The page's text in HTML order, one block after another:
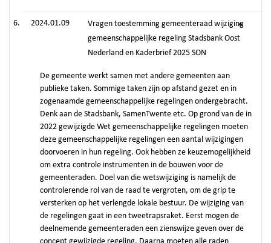
2024.01.09
Vragen toestemming gemeenteraad wijziging
gemeenschappelijke regeling Stadsbank Oost
Nederland en Kaderbrief 2025 SON
De gemeente werkt samen met andere gemeenten aan
publieke taken. Sommige taken zijn op afstand gezet en in
zogenaamde gemeenschappelijke regelingen ondergebracht.
Denk aan de Stadsbank, SamenTwente etc. Op grond van de in
2022 gewijzigde Wet gemeenschappelijke regelingen moeten
deze gemeenschappelijke regelingen een aantal wijzigingen
doorvoeren in hun regeling. Ook hebben ze keuzemogelijkheid
om extra controle instrumenten in de bouwen voor de
gemeenteraden. Doel van die wetswijziging is namelijk de
controlerende rol van de raad te vergroten, om de grip te
versterken op het verlengde lokale bestuur. De wijziging van
de regelingen gaat in een tweetrapsraket. Eerst mogen de
deelnemende gemeenteraden een zienswijze geven over de